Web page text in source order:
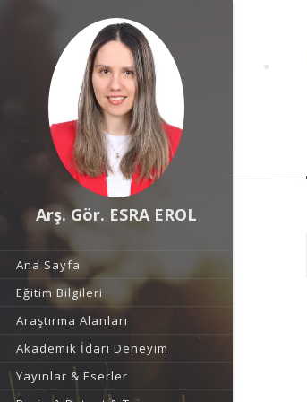
Arş. Gör. ESRA EROL
Ana Sayfa
Eğitim Bilgileri
Araştırma Alanları
Akademik İdari Deneyim
Yayınlar & Eserler